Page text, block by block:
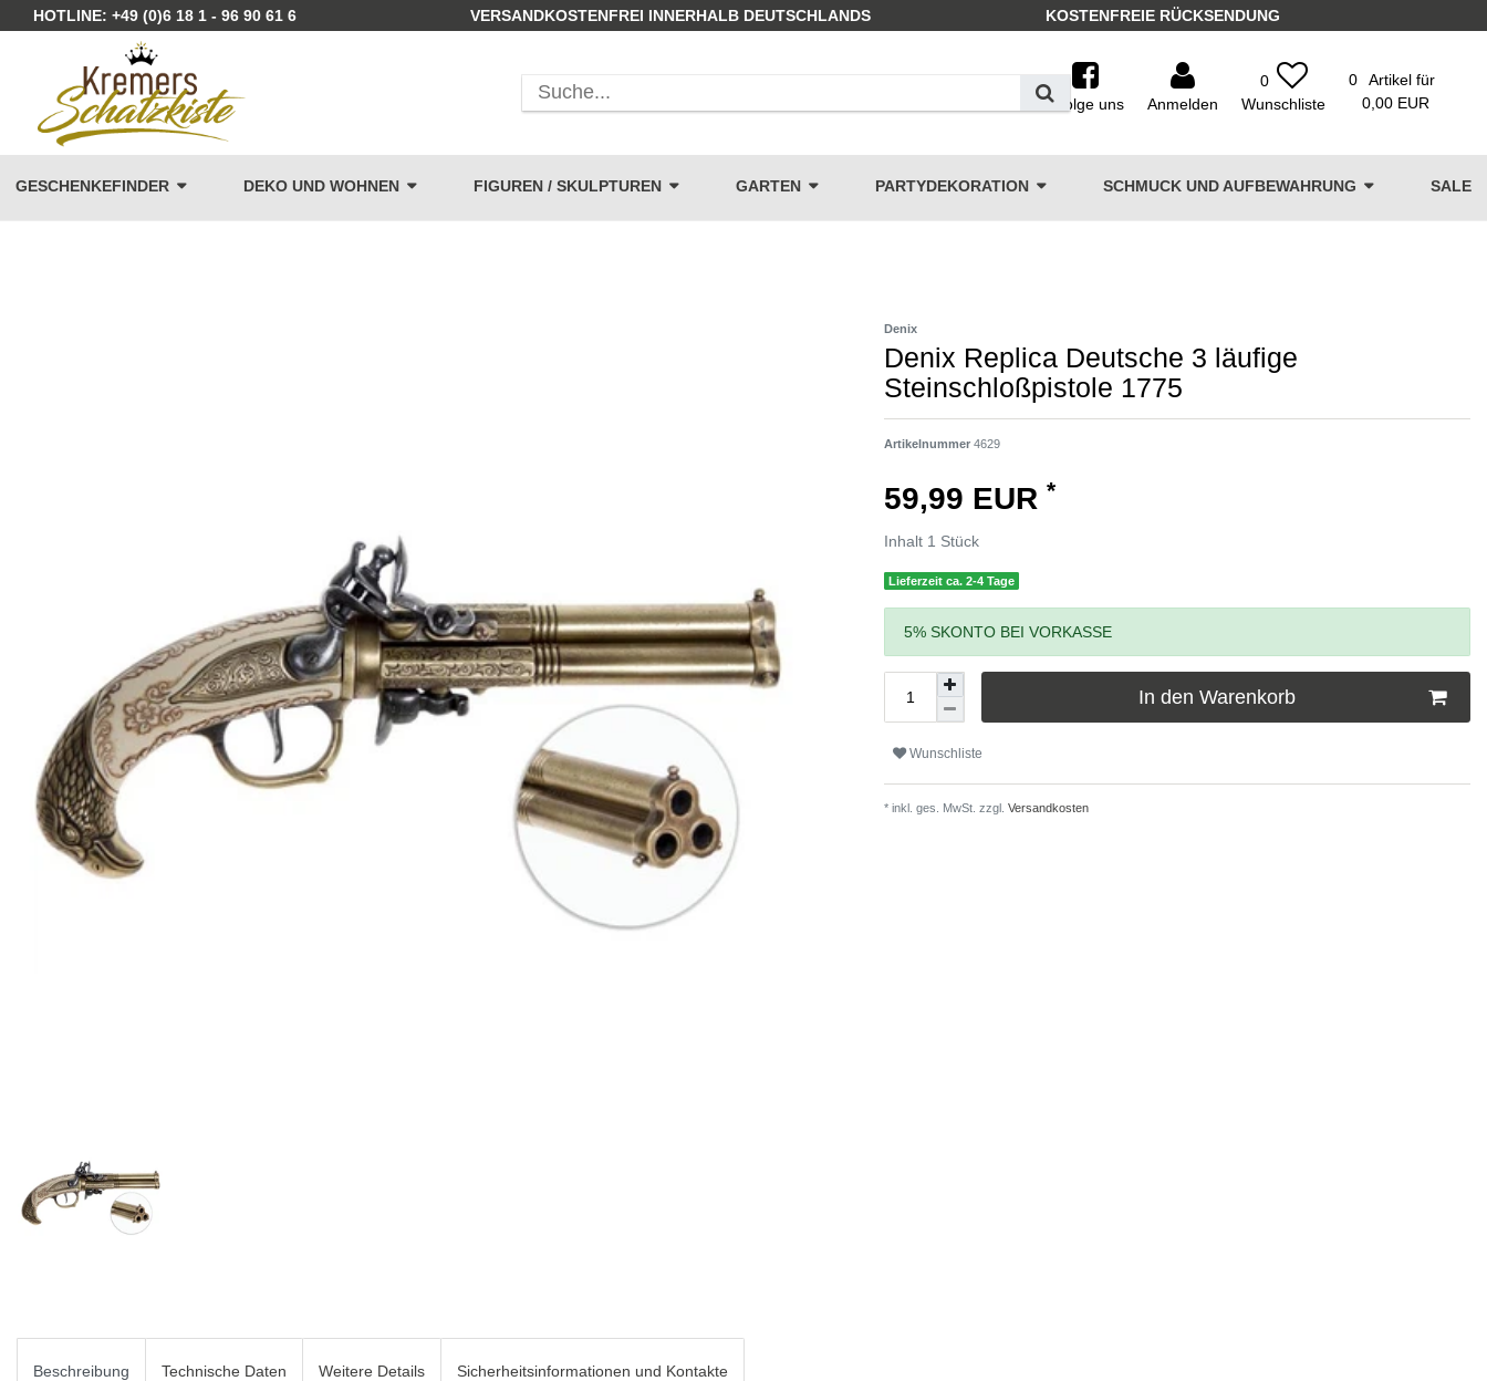
HOTLINE: +49 (0)6 18 1 - 96 90 61 6 VERSANDKOSTENFREI INNERHALB DEUTSCHLANDS KOSTENFREIE RÜCKSENDUNG
Folge uns Anmelden
0 0
Artikel für
0,00 EUR
GESCHENKEFINDER DEKO UND WOHNEN FIGUREN / SKULPTUREN GARTEN PARTYDEKORATION SCHMUCK UND AUFBEWAHRUNG SALE
Denix
Denix Replica Deutsche 3 läufige
Steinschloßpistole 1775
Artikelnummer 4629
59,99 EUR *
Inhalt 1 Stück
Lieferzeit ca. 2-4 Tage
5% SKONTO BEI VORKASSE
In den Warenkorb
Wunschliste
* inkl. ges. MwSt. zzgl. Versandkosten
Beschreibung Technische Daten Weitere Details Sicherheitsinformationen und Kontakte